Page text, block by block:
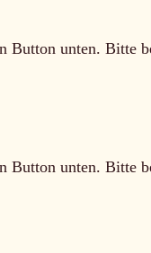
unten. Bitte
unten. Bitte